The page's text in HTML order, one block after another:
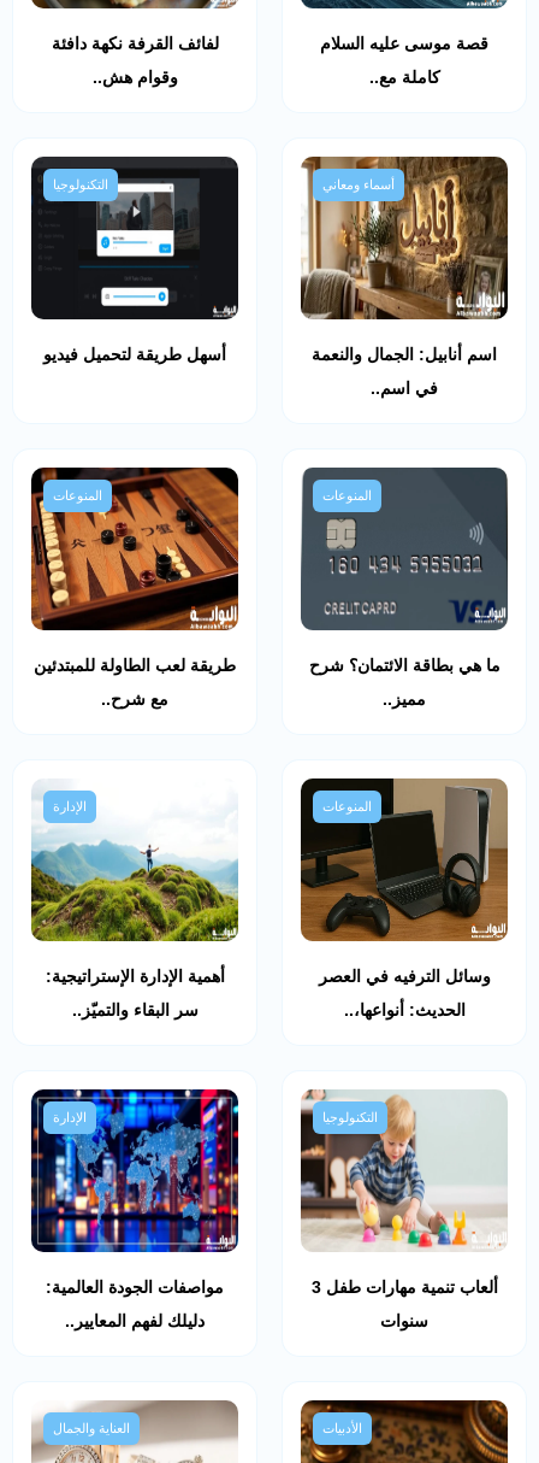
قصة موسى عليه السلام
كاملة مع..
لفائف القرفة نكهة دافئة
وقوام هش..
أسماء ومعاني
اسم أنابيل: الجمال والنعمة
في اسم..
التكنولوجيا
أسهل طريقة لتحميل فيديو
المنوعات
ما هي بطاقة الائتمان؟ شرح
مميز..
المنوعات
طريقة لعب الطاولة للمبتدئين
مع شرح..
المنوعات
وسائل الترفيه في العصر
الحديث: أنواعها،..
الإدارة
أهمية الإدارة الإستراتيجية:
سر البقاء والتميّز..
التكنولوجيا
ألعاب تنمية مهارات طفل 3
سنوات
الإدارة
مواصفات الجودة العالمية:
دليلك لفهم المعايير..
الأدبيات العناية والجمال